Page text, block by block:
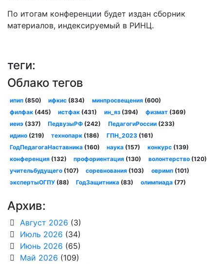
По итогам конференции будет издан сборник
материалов, индексируемый в РИНЦ.
теги:
Облако тегов
ипип(850) ифкис (834) минпросвещения(600)
филфак(445) истфак (431) ин_яз(394) физмат(369)
иеиэ(337) ПедвузыРФ (242) ПедагогиРоссии(233)
идино(219) технопарк (186) ГПН_2023(161)
ГодПедагогаНаставника(160) наука (157) конкурс(139)
конференция(132) профориентация (130) волонтерство(120)
учительбудущего(107) соревнования (103) овримп(101)
экспертыОГПУ(88) ГодЗащитника (83) олимпиада(77)
Архив:
Август 2026 (3)
Июль 2026 (34)
Июнь 2026 (65)
Май 2026 (109)